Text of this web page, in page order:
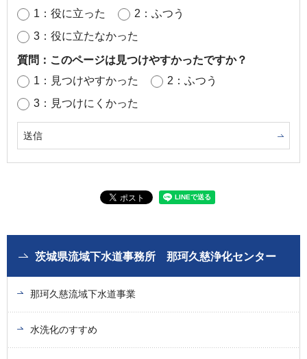
1：役に立った
2：ふつう
3：役に立たなかった
質問：このページは見つけやすかったですか？
1：見つけやすかった
2：ふつう
3：見つけにくかった
茨城県流域下水道事務所 那珂久慈浄化センター
那珂久慈流域下水道事業
水洗化のすすめ